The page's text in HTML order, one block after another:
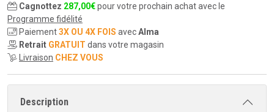
Cagnottez 287,00€pour votre prochain achat avec le
Programme fidélité
Paiement3X OU 4X FOIS avecAlma
Retrait GRATUIT dans votre magasin
Livraison CHEZ VOUS
Description